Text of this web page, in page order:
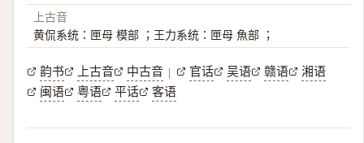
上古音
黄侃系统：匣母 模部 ；王力系统：匣母 魚部 ；
韵书 上古音 中古音 | 官话 吴语 赣语
湘语
闽语
粤语 平话 客语